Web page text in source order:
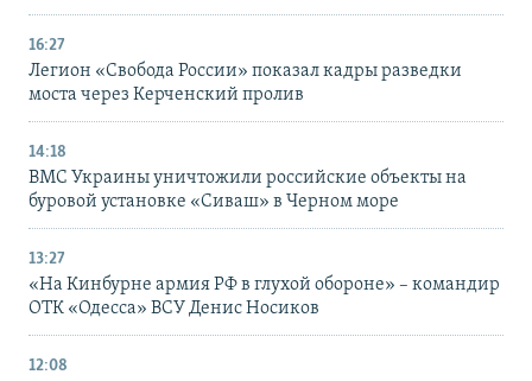
16:27
Легион «Свобода России» показал кадры разведки
моста через Керченский пролив
14:18
ВМС Украины уничтожили российские объекты на
буровой установке «Сиваш» в Черном море
13:27
«На Кинбурне армия РФ в глухой обороне» – командир
ОТК «Одесса» ВСУ Денис Носиков
12:08